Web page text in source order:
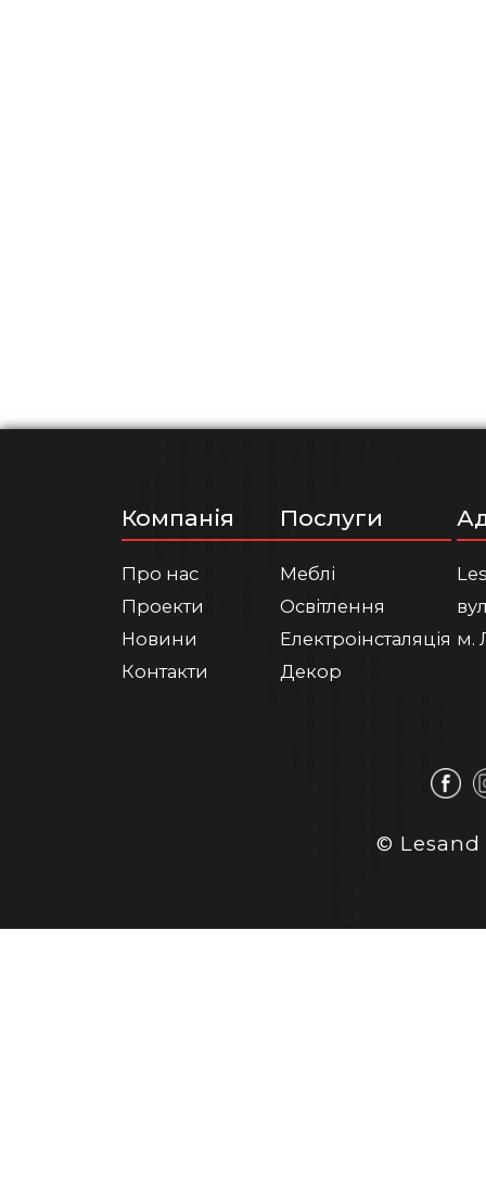
Компанія
Про нас
Проекти
Новини
Контакти
Послуги
Меблі
Освітлення
Електроінсталяція
Декор
м.
© Lesand